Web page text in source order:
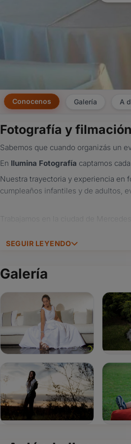
Conocenos Galería A
Fotografía y filmación
Sabemos que cuando organizás un
En Ilumina Fotografía captamos
Nuestra trayectoria y experiencia en
cumpleaños infantiles y de adultos,
Trabajamos en la ciudad de
SEGUIR LEYENDO
Galería